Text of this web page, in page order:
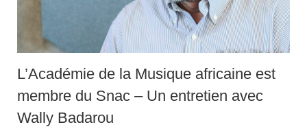
L’Académie de la Musique africaine est
membre du Snac – Un entretien avec
Wally Badarou